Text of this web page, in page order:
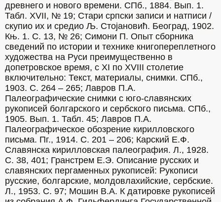
древнего и нового времени. СПб., 1884. Вып. 1.
Табл. XVII, № 19; Стари српски записи и натписи /
скупио их и средио Љ. Стоjановић. Београд, 1902.
Књ. 1. С. 13, № 26; Симони П. Опыт сборника
сведений по истории и технике книгопереплетного
художества на Руси преимущественно в
допетровское время, с XI по XVIII столетие
включительно: Текст, материалы, снимки. СПб.,
1903. С. 264 – 265; Лавров П.А.
Палеографические снимки с юго-славянских
рукописей болгарского и сербского письма. СПб.,
1905. Вып. 1. Табл. 45; Лавров П.А.
Палеографическое обозрение кирилловского
письма. Пг., 1914. С. 201 – 206; Карский Е.Ф.
Славянска кирилловская палеография. Л., 1928.
С. 38, 401; Гранстрем Е.Э. Описание русских и
славянских пергаменных рукописей: Рукописи
русские, болгарские, молдовлахийские, сербские.
Л., 1953. С. 97; Мошин В.А. К датировке рукописей